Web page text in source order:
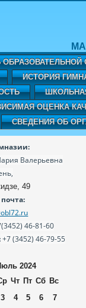
ИСТОРИЯ
ОЦЕНКА
СВЕДЕНИЯ ОБ
Валерьевна
49
46-81-60
+7 (3452) 46-79-55
2024
Чт Пт Сб Вс
3 4 5 6
7